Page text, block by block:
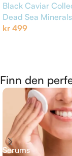
Black Caviar
Dead Sea Minerals
kr 499
Finn den
Serums